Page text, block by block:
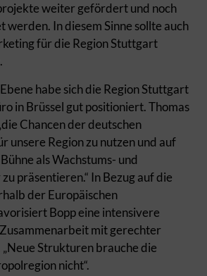
weiter gefördert und noch
werden. In diesem Sinne sollte auch
für die Region Stuttgart
habe sich die Region Stuttgart
in Brüssel gut positioniert. Thomas
Chancen der deutschen
unsere Region zu nutzen und auf
als Wachstums- und
präsentieren.“ In Bezug auf die
der Europäischen
Bopp eine intensivere
mit gerechter
Strukturen brauche die
nicht“.